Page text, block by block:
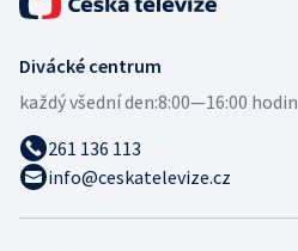
Divácké centrum
každý všední den:8:00—16:00 hodin
261 136 113
info@ceskatelevize.cz